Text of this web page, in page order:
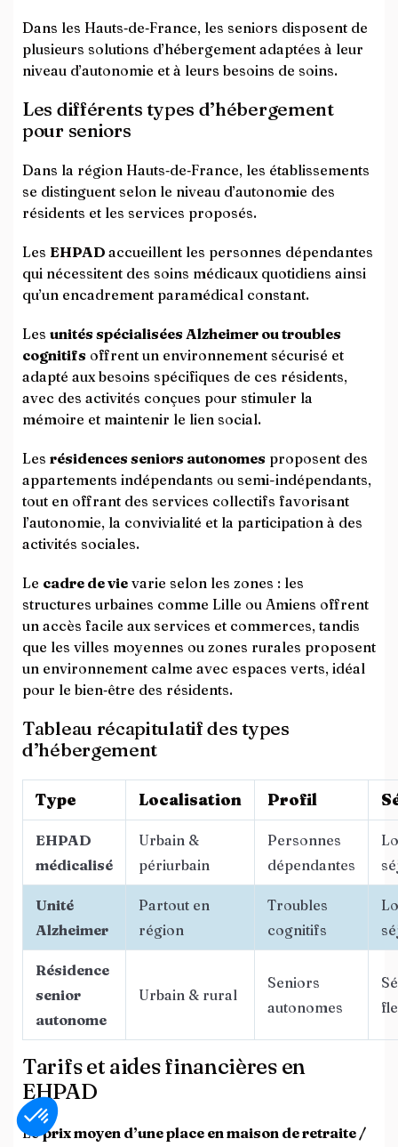
Dans les Hauts‑de‑France, les seniors disposent de
plusieurs solutions d’hébergement adaptées à leur
niveau d’autonomie et à leurs besoins de soins.
Les différents types d’hébergement
pour seniors
Dans la région Hauts‑de‑France, les établissements
se distinguent selon le niveau d’autonomie des
résidents et les services proposés.
Les EHPAD accueillent les personnes dépendantes
qui nécessitent des soins médicaux quotidiens ainsi
qu’un encadrement paramédical constant.
Les unités spécialisées Alzheimer ou troubles
cognitifs offrent un environnement sécurisé et
adapté aux besoins spécifiques de ces résidents,
avec des activités conçues pour stimuler la
mémoire et maintenir le lien social.
Les résidences seniors autonomes proposent des
appartements indépendants ou semi-indépendants,
tout en offrant des services collectifs favorisant
l’autonomie, la convivialité et la participation à des
activités sociales.
Le cadre de vie varie selon les zones : les
structures urbaines comme Lille ou Amiens offrent
un accès facile aux services et commerces, tandis
que les villes moyennes ou zones rurales proposent
un environnement calme avec espaces verts, idéal
pour le bien‑être des résidents.
Tableau récapitulatif des types
d’hébergement
Type Localisation Profil
EHPAD
médicalisé
Urbain &
périurbain
Personnes
dépendantes
Unité
Alzheimer
Partout en
région
Troubles
cognitifs
Résidence
senior
autonome
Urbain & rural
Seniors
autonomes
Tarifs et aides financières en
EHPAD
Leprix moyen d’une place en maison de retraite /